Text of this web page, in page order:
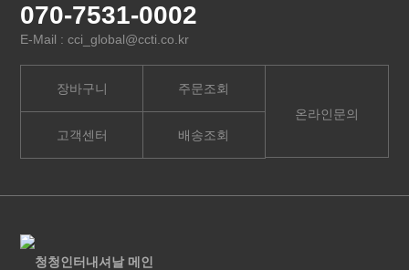
070-7531-0002
E-Mail : cci_global@ccti.co.kr
장바구니
고객센터
주문조회
배송조회
온라인문의